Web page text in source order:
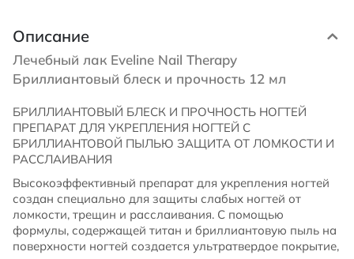
Описание
Лечебный лак Eveline Nail Therapy
Бриллиантовый блеск и прочность 12 мл
БРИЛЛИАНТОВЫЙ БЛЕСК И ПРОЧНОСТЬ НОГТЕЙ
ПРЕПАРАТ ДЛЯ УКРЕПЛЕНИЯ НОГТЕЙ С
БРИЛЛИАНТОВОЙ ПЫЛЬЮ ЗАЩИТА ОТ ЛОМКОСТИ И
РАССЛАИВАНИЯ
Высокоэффективный препарат для укрепления ногтей
создан специально для защиты слабых ногтей от
ломкости, трещин и расслаивания. С помощью
формулы, содержащей титан и бриллиантовую пыль на
поверхности ногтей создается ультратвердое покрытие,